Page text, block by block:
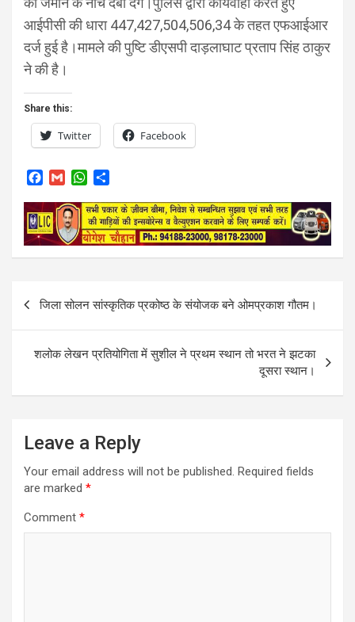
आईपीसी की धारा 447,427,504,506,34 के तहत एफआईआर
दर्ज हुई है।मामले की पुष्टि डीएसपी दाड़लाघाट प्रताप सिंह ठाकुर
ने की है।
Share this:
Twitter Facebook
c
e
b
o
a
i
l
W
a
t
s
A
a
r
e
जिला सोलन सांस्कृतिक प्रकोष्ठ के संयोजक बने ओमप्रकाश गौतम।
शलोक लेखन प्रतियोगिता में सुशील ने प्रथम स्थान तो भरत ने झटका
दूसरा स्थान।
Leave a Reply
Your email address will not be published. Required fields
are marked *
Comment *